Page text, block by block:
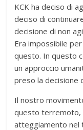
KCK ha deciso di
deciso di
decisione di non
Era impossibile
questo. In questo
un approccio
preso la decisione
Il nostro
questo terremoto,
atteggiamento nel